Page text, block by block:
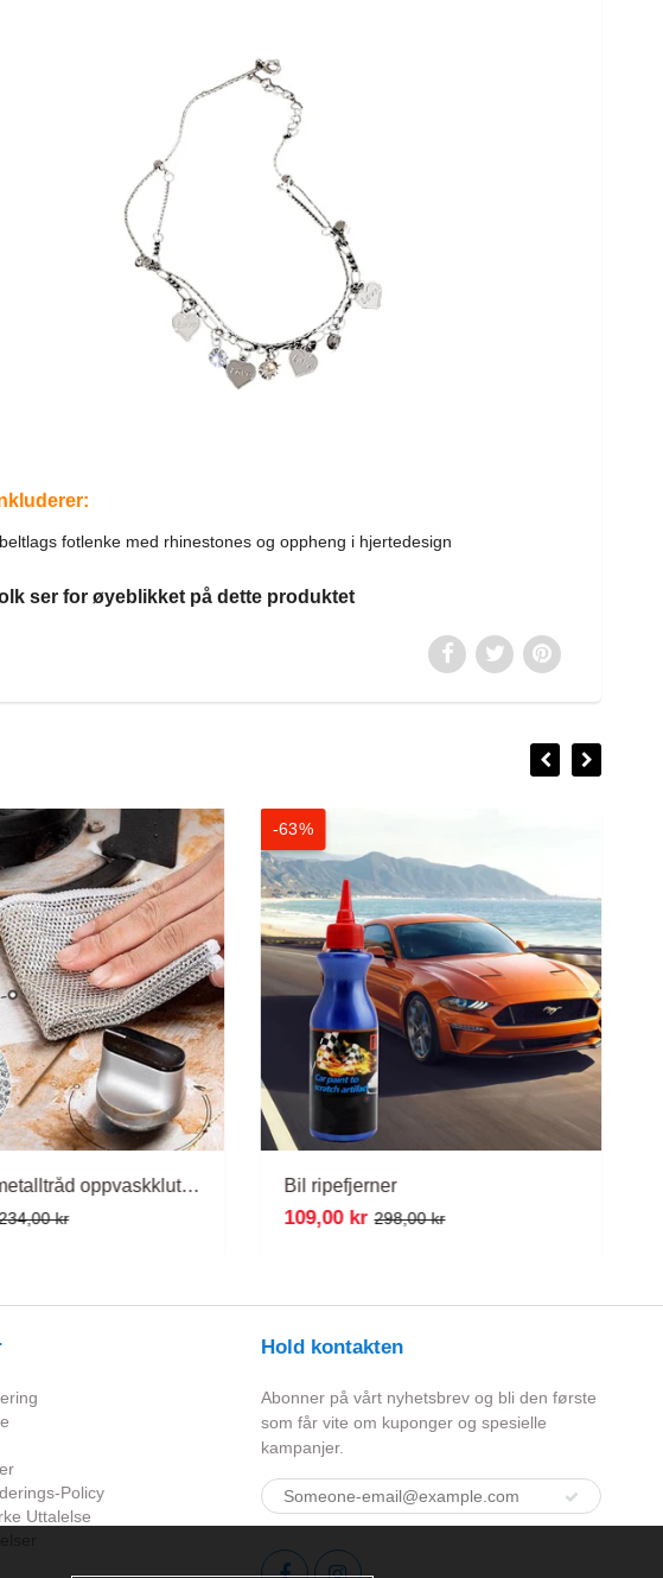
fotlenke med rhinestones og oppheng i hjertedesign
ser for øyeblikket på dette produktet
Flerbruks metalltråd oppvaskklut for våt og tørr bruk
kr
-63%
Bil ripefjerner
109,00 kr 298,00 kr
Policy
Uttalelse
Hold kontakten
Abonner på vårt nyhetsbrev og bli den første
som får vite om kuponger og spesielle
kampanjer.